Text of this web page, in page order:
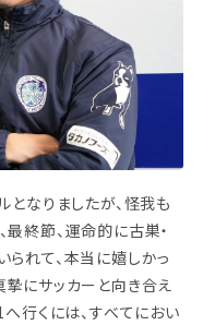
となりましたが、怪我も
終節、運命的に古巣・
れて、本当に嬉しかっ
摯にサッカーと向き合え
行くには、すべてにおい